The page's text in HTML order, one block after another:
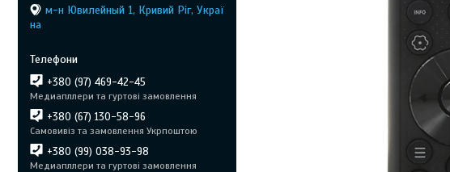
м-н Ювилейный 1, Кривий Ріг, Украї
на
+380 (97) 469-42-45
Медиапллери та гуртові замовлення
+380 (67) 130-58-96
Самовивіз та замовлення Укрпоштою
+380 (99) 038-93-98
Медиапллери та гуртові замовлення